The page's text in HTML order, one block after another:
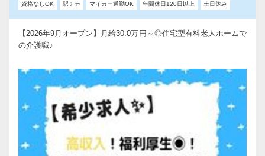
資格なしOK 駅チカ マイカー通勤OK 年間休日120日以上 土日休み
【2026年9月オープン】月給30.0万円～◎住宅型有料老人ホームで
の介護職♪